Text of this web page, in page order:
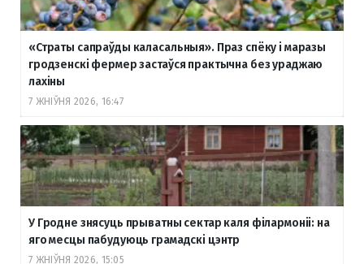
«Страты сапраўды каласальныя». Праз спёку і маразы
гродзенскі фермер застаўся практычна без ураджаю
лахіны
7 ЖНІЎНЯ 2026, 16:47
У Гродне знясуць прыватны сектар каля філармоніі: на
яго месцы пабудуюць грамадскі цэнтр
7 ЖНІЎНЯ 2026, 15:05